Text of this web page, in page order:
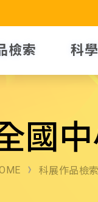
檢索 科
國
科展作品檢索